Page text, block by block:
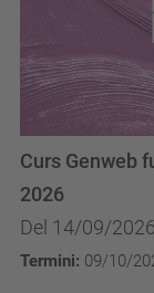
Del 14/09/
Curs Genweb
2026
Termini: 09/10/